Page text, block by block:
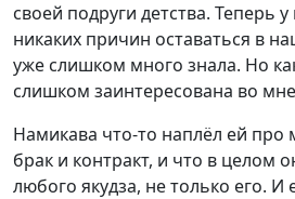
своей подруги детства. Теперь
никаких причин оставаться в
уже слишком много знала. Но
слишком заинтересована во
Намикава что-то наплёл ей
брак и контракт, и что в целом
любого якудза, не только его. И